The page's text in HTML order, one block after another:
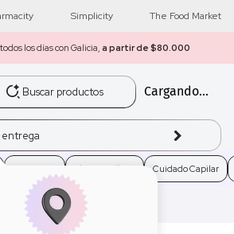
Simplicity The Food Market
los días con Galicia, a partir de $80.000
Cargando...
Electro Belleza Cuidado Capilar